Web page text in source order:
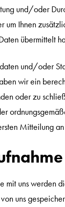
und/oder
Ihnen
übermittelt
und/oder
wir ein
oder zu
Mitteilung
mit uns werden
uns